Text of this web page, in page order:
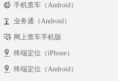
手机查车（Android）
业务通（Android）
网上查车手机版
终端定位（iPhone）
终端定位（Android）